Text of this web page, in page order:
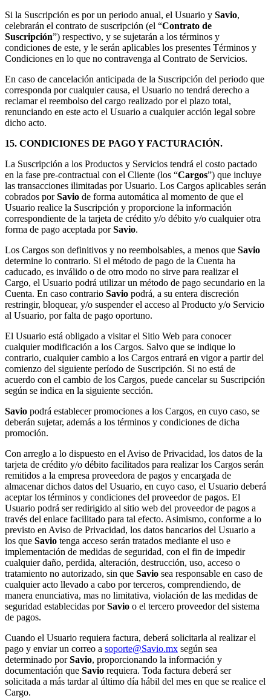
Si la Suscripción es por un periodo anual, el Usuario y Savio,
celebrarán el contrato de suscripción (el “Contrato de
Suscripción”) respectivo, y se sujetarán a los términos y
condiciones de este, y le serán aplicables los presentes Términos y
Condiciones en lo que no contravenga al Contrato de Servicios.
En caso de cancelación anticipada de la Suscripción del periodo que
corresponda por cualquier causa, el Usuario no tendrá derecho a
reclamar el reembolso del cargo realizado por el plazo total,
renunciando en este acto el Usuario a cualquier acción legal sobre
dicho acto.
15. CONDICIONES DE PAGO Y FACTURACIÓN.
La Suscripción a los Productos y Servicios tendrá el costo pactado
en la fase pre-contractual con el Cliente (los “Cargos”) que incluye
las transacciones ilimitadas por Usuario. Los Cargos aplicables serán
cobrados porSavio de forma automática al momento de que el
Usuario realice la Suscripción y proporcione la información
correspondiente de la tarjeta de crédito y/o débito y/o cualquier otra
forma de pago aceptada porSavio.
Los Cargos son definitivos y no reembolsables, a menos que Savio
determine lo contrario. Si el método de pago de la Cuenta ha
caducado, es inválido o de otro modo no sirve para realizar el
Cargo, el Usuario podrá utilizar un método de pago secundario en la
Cuenta. En caso contrario Savio podrá, a su entera discreción
restringir, bloquear, y/o suspender el acceso al Producto y/o Servicio
al Usuario, por falta de pago oportuno.
El Usuario está obligado a visitar el Sitio Web para conocer
cualquier modificación a los Cargos. Salvo que se indique lo
contrario, cualquier cambio a los Cargos entrará en vigor a partir del
comienzo del siguiente período de Suscripción. Si no está de
acuerdo con el cambio de los Cargos, puede cancelar su Suscripción
según se indica en la siguiente sección.
Savio podrá establecer promociones a los Cargos, en cuyo caso, se
deberán sujetar, además a los términos y condiciones de dicha
promoción.
Con arreglo a lo dispuesto en el Aviso de Privacidad, los datos de la
tarjeta de crédito y/o débito facilitados para realizar los Cargos serán
remitidos a la empresa proveedora de pagos y encargada de
almacenar dichos datos del Usuario, en cuyo caso, el Usuario deberá
aceptar los términos y condiciones del proveedor de pagos. El
Usuario podrá ser redirigido al sitio web del proveedor de pagos a
través del enlace facilitado para tal efecto. Asimismo, conforme a lo
previsto en Aviso de Privacidad, los datos bancarios del Usuario a
los que Savio tenga acceso serán tratados mediante el uso e
implementación de medidas de seguridad, con el fin de impedir
cualquier daño, perdida, alteración, destrucción, uso, acceso o
tratamiento no autorizado, sin que Savio sea responsable en caso de
cualquier acto llevado a cabo por terceros, comprendiendo, de
manera enunciativa, mas no limitativa, violación de las medidas de
seguridad establecidas porSavio o el tercero proveedor del sistema
de pagos.
Cuando el Usuario requiera factura, deberá solicitarla al realizar el
pago y enviar un correo a soporte@Savio.mx según sea
determinado porSavio, proporcionando la información y
documentación que Savio requiera. Toda factura deberá ser
solicitada a más tardar al último día hábil del mes en que se realice el
Cargo.